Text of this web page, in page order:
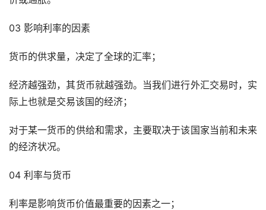
03 影响利率的因素
货币的供求量，决定了全球的汇率；
经济越强劲，其货币就越强劲。当我们进行外汇交易时，实
际上也就是交易该国的经济；
对于某一货币的供给和需求，主要取决于该国家当前和未来
的经济状况。
04 利率与货币
利率是影响货币价值最重要的因素之一；